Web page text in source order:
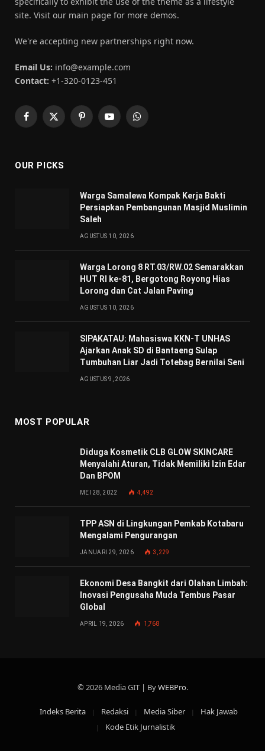
site. Visit our main page for more demos.
We're accepting new partnerships right now.
Email Us: info@example.com
Contact: +1-320-0123-451
Facebook
X
PinterestYouTubeWhatsApp
OUR PICKS
Warga Samalewa Kompak Kerja Bakti
Persiapkan Pembangunan Masjid Muslimin
Saleh
AGUSTUS 10, 2026
Warga Lorong 8 RT.03/RW.02 Semarakkan
HUT RI ke-81, Bergotong Royong Hias
Lorong dan Cat Jalan Paving
AGUSTUS 10, 2026
SIPAKATAU: Mahasiswa KKN-T UNHAS
Ajarkan Anak SD di Bantaeng Sulap
Tumbuhan Liar Jadi Totebag Bernilai Seni
AGUSTUS 9, 2026
MOST POPULAR
Diduga Kosmetik CLB GLOW SKINCARE
Menyalahi Aturan, Tidak Memiliki Izin Edar
Dan BPOM
MEI 28, 2022 4,492
TPP ASN di Lingkungan Pemkab Kotabaru
Mengalami Pengurangan
JANUARI 29, 2026 3,229
Ekonomi Desa Bangkit dari Olahan Limbah:
Inovasi Pengusaha Muda Tembus Pasar
Global
APRIL 19, 2026 1,768
© 2026 Media GIT | ByWEBPro.
Indeks Berita Redaksi Media Siber
Hak Jawab
Kode Etik Jurnalistik